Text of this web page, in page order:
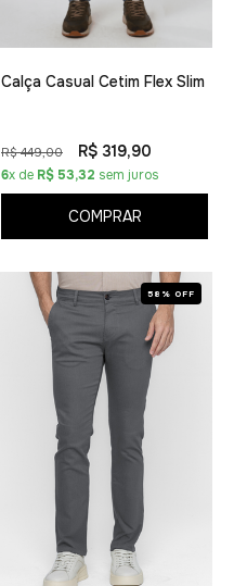
Calça Casual Cetim Flex Slim
R$ 449,00 R$ 319,90
6x de R$ 53,32 sem juros
COMPRAR
58% OFF